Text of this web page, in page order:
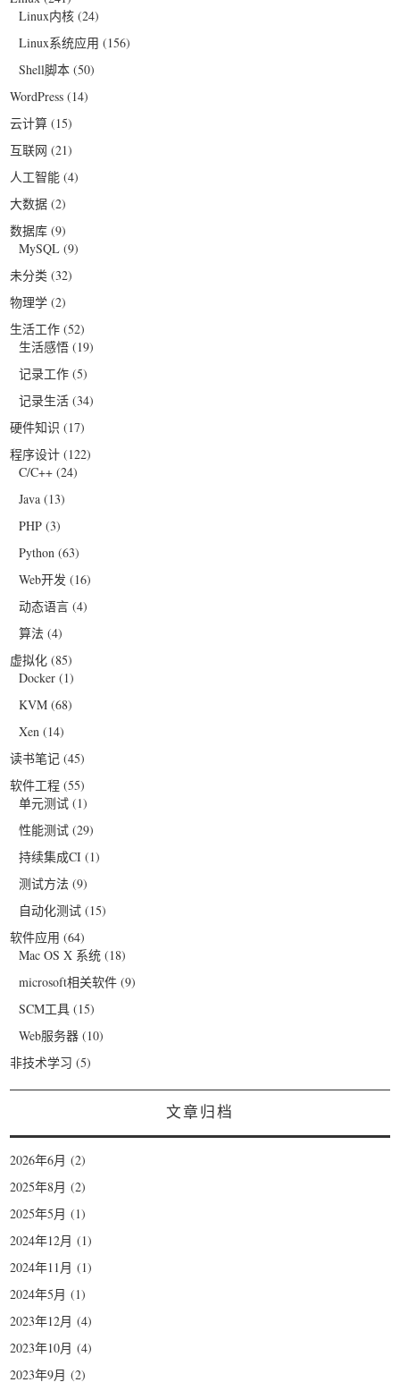
Linux内核 (24)
Linux系统应用 (156)
Shell脚本 (50)
WordPress (14)
云计算 (15)
互联网 (21)
人工智能 (4)
大数据 (2)
数据库 (9)
MySQL (9)
未分类 (32)
物理学 (2)
生活工作 (52)
生活感悟 (19)
记录工作 (5)
记录生活 (34)
硬件知识 (17)
程序设计 (122)
C/C++ (24)
Java (13)
PHP (3)
Python (63)
Web开发 (16)
动态语言 (4)
算法 (4)
虚拟化 (85)
Docker (1)
KVM (68)
Xen (14)
读书笔记 (45)
软件工程 (55)
单元测试 (1)
性能测试 (29)
持续集成CI (1)
测试方法 (9)
自动化测试 (15)
软件应用 (64)
Mac OS X 系统 (18)
microsoft相关软件 (9)
SCM工具 (15)
Web服务器 (10)
非技术学习 (5)
文章归档
2026年6月 (2)
2025年8月 (2)
2025年5月 (1)
2024年12月 (1)
2024年11月 (1)
2024年5月 (1)
2023年12月 (4)
2023年10月 (4)
2023年9月 (2)